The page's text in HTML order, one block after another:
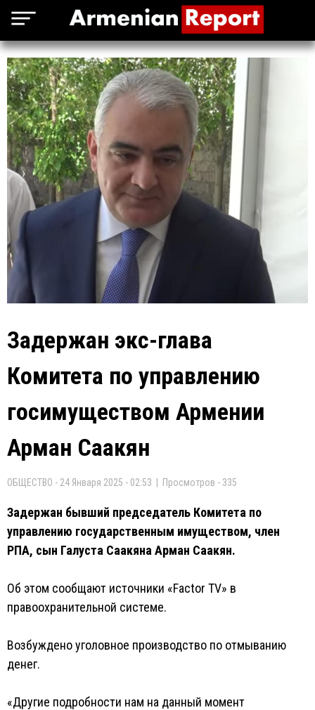
Задержан экс-глава
Комитета по управлению
госимуществом Армении
Арман Саакян
ОБЩЕСТВО - 24 Января 2025 - 02:53 | Просмотров - 335
Задержан бывший председатель Комитета по
управлению государственным имуществом, член
РПА, сын Галуста Саакяна Арман Саакян.
Об этом сообщают источники «Factor TV» в
правоохранительной системе.
Возбуждено уголовное производство по отмыванию
денег.
«Другие подробности нам на данный момент